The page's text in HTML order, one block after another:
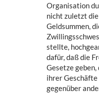
Organisation
nicht zuletzt
Geldsummen,
stellte,
dafür, daß die
Gesetze
ihrer Geschäfte
gegenüber